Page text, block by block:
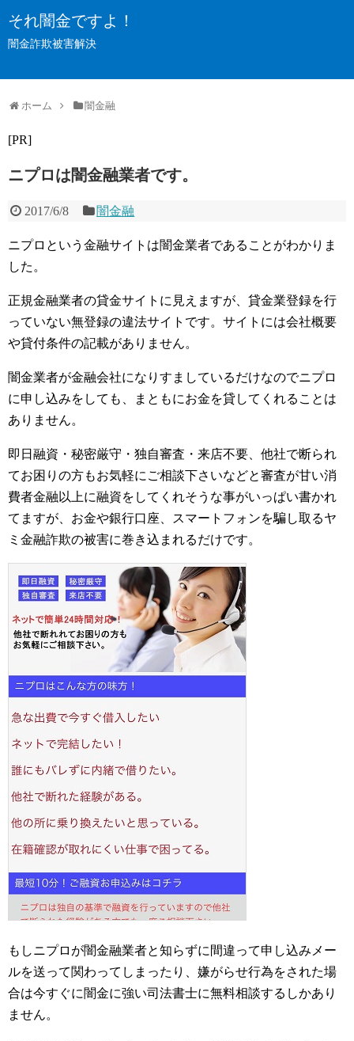
それ闇金ですよ！
闇金詐欺被害解決
ホーム 闇金融
[PR]
ニプロは闇金融業者です。
2017/6/8 闇金融
ニプロという金融サイトは闇金業者であることがわかりま
した。
正規金融業者の貸金サイトに見えますが、貸金業登録を行
っていない無登録の違法サイトです。サイトには会社概要
や貸付条件の記載がありません。
闇金業者が金融会社になりすましているだけなのでニプロ
に申し込みをしても、まともにお金を貸してくれることは
ありません。
即日融資・秘密厳守・独自審査・来店不要、他社で断られ
てお困りの方もお気軽にご相談下さいなどと審査が甘い消
費者金融以上に融資をしてくれそうな事がいっぱい書かれ
てますが、お金や銀行口座、スマートフォンを騙し取るヤ
ミ金融詐欺の被害に巻き込まれるだけです。
もしニプロが闇金融業者と知らずに間違って申し込みメー
ルを送って関わってしまったり、嫌がらせ行為をされた場
合は今すぐに闇金に強い司法書士に無料相談するしかあり
ません。